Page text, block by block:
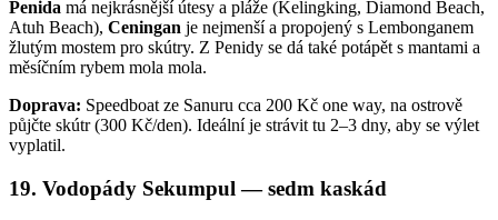
Penida má nejkrásnější útesy a pláže (Kelingking, Diamond Beach,
Atuh Beach), Ceningan je nejmenší a propojený s Lembonganem
žlutým mostem pro skútry. Z Penidy se dá také potápět s mantami a
měsíčním rybem mola mola.
Doprava: Speedboat ze Sanuru cca 200 Kč one way, na ostrově
půjčte skútr (300 Kč/den). Ideální je strávit tu 2–3 dny, aby se výlet
vyplatil.
19. Vodopády Sekumpul — sedm kaskád